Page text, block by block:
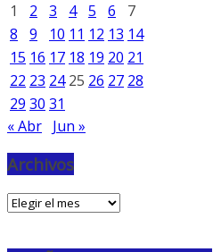
1
2 3 4 5 6
7
8
9 10 11 12 13 14
15 16 17 18 19 20 21
22 23 24 25 26 27 28
29 30 31
« Abr Jun »
Archivos
Archivos